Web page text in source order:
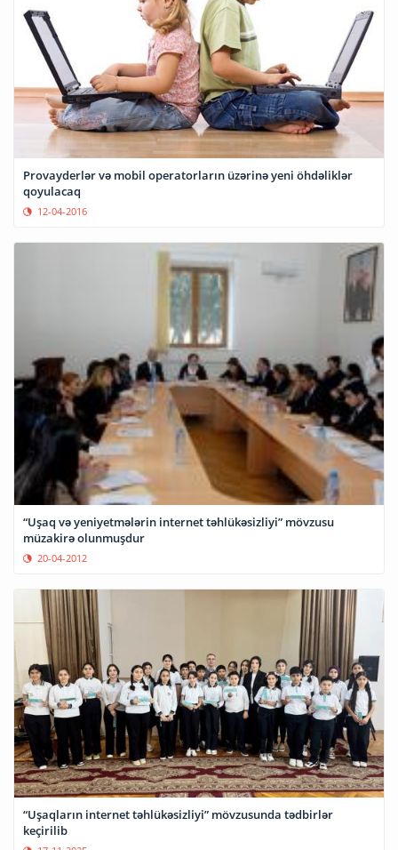
Provayderlər və mobil operatorların üzərinə yeni öhdəliklər
qoyulacaq
12-04-2016
“Uşaq və yeniyetmələrin internet təhlükəsizliyi” mövzusu
müzakirə olunmuşdur
20-04-2012
“Uşaqların internet təhlükəsizliyi” mövzusunda tədbirlər
keçirilib